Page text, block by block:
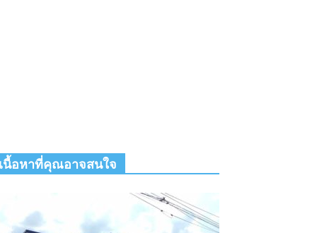
เนื้อหาที่คุณอาจสนใจ